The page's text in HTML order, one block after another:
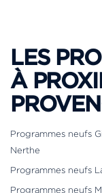
LES
À
Programmes neufs
Nerthe
Programmes neufs
Programmes neufs